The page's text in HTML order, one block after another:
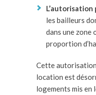
L’autorisation
les bailleurs
dans une zone
proportion
Cette
location est
logements mis en